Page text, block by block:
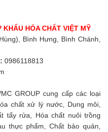
KHẨU HÓA CHẤT VIỆT MỸ
Bình Hưng, Bình Chánh,
0986118813
GROUP cung cấp các loại
chất xử lý nước, Dung môi,
tẩy rửa, Hóa chất nuôi trồng
thực phẩm, Chất bảo quản,